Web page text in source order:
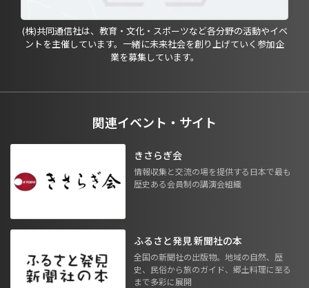
(株)共同通信社は、教育・文化・スポーツなど各分野の活動やイベ
ントを主催しています。一緒に未来社会を創り上げていく参加企
業を募集しています。
関連イベント・サイト
きさらぎ会
情報収集と交流の場を提供する日本で最も
歴史ある会員制の講演会組織
ふるさと発見 新聞社の本
全国の新聞社の出版物。地域の自然、歴
史、民俗から旅のガイド、郷土料理に至る
まで多彩に展開